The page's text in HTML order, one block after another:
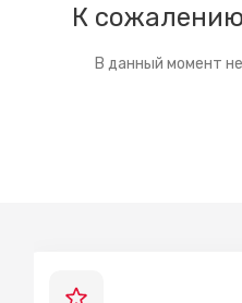
К
В данный момент